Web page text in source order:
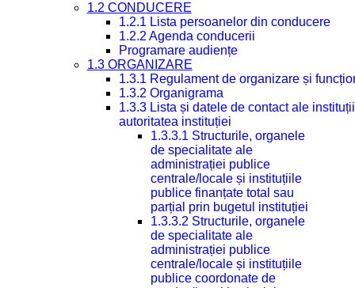
1.2 CONDUCERE
1.2.1 Lista persoanelor din conducere
1.2.2 Agenda conducerii
Programare audiențe
1.3 ORGANIZARE
1.3.1 Regulament de organizare și
1.3.2 Organigrama
1.3.3 Lista și datele de contact ale
autoritatea instituției
1.3.3.1 Structurile, organele
de specialitate ale
administrației publice
centrale/locale și instituțiile
publice finanțate total sau
parțial prin bugetul instituției
1.3.3.2 Structurile, organele
de specialitate ale
administrației publice
centrale/locale și instituțiile
publice coordonate de